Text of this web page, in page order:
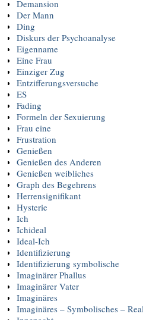
Demansion
Der Mann
Ding
Diskurs der Psychoanalyse
Eigenname
Eine Frau
Einziger Zug
Entzifferungsversuche
ES
Fading
Formeln der Sexuierung
Frau eine
Frustration
Genießen
Genießen des Anderen
Genießen weibliches
Graph des Begehrens
Herrensignifikant
Hysterie
Ich
Ichideal
Ideal-Ich
Identifizierung
Identifizierung symbolische
Imaginärer Phallus
Imaginärer Vater
Imaginäres
Imaginäres – Symbolisches –